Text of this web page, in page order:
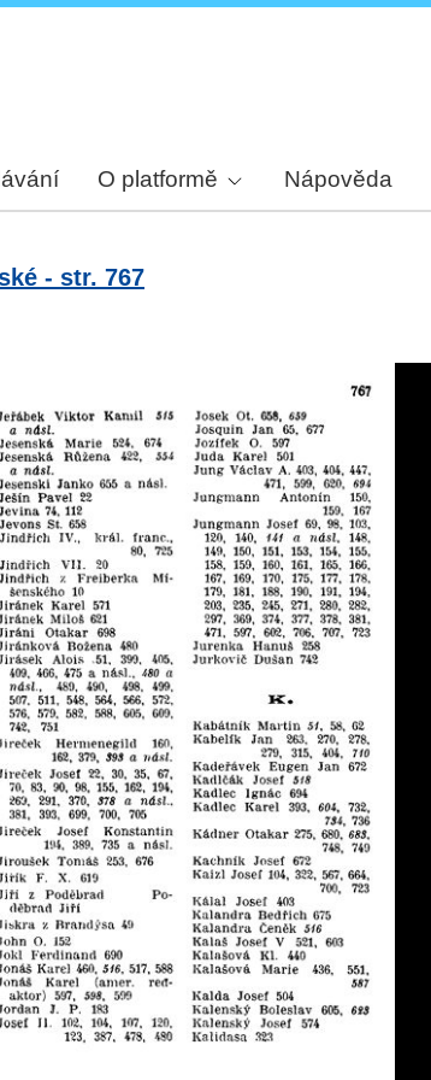
O platformě Nápověda
- str. 767